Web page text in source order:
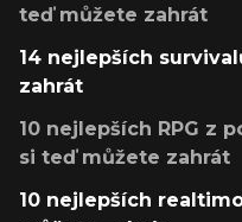
teď můžete zahrát
14 nejlepších
zahrát
10 nejlepších RPG z
si teď můžete zahrát
10 nejlepších